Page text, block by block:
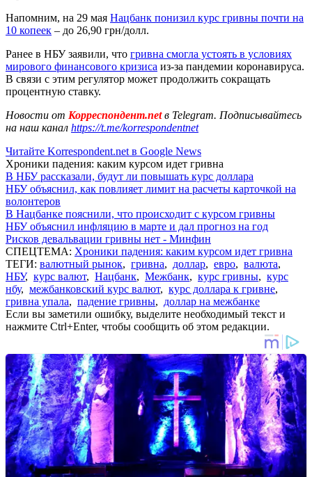
Напомним, на 29 мая Нацбанк понизил курс гривны почти на
10 копеек – до 26,90 грн/долл.
Ранее в НБУ заявили, что гривна смогла устоять в условиях
мирового финансового кризиса из-за пандемии коронавируса.
В связи с этим регулятор может продолжить сокращать
процентную ставку.
Новости от Корреспондент.netв Telegram. Подписывайтесь
на наш канал https://t.me/korrespondentnet
Читайте Korrespondent.net в Google News
Хроники падения: каким курсом идет гривна
В НБУ рассказали, будут ли повышать курс доллара
НБУ объяснил, как повлияет лимит на расчеты карточкой на
волонтеров
В Нацбанке пояснили, что происходит с курсом гривны
НБУ объяснил инфляцию в марте и дал прогноз на год
Рисков девальвации гривны нет - Минфин
СПЕЦТЕМА: Хроники падения: каким курсом идет гривна
ТЕГИ: валютный рынок, гривна, доллар, евро, валюта,
НБУ, курс валют, Нацбанк, Межбанк, курс гривны, курс
нбу, межбанковский курс валют, курс доллара к гривне,
гривна упала, падение гривны, доллар на межбанке
Если вы заметили ошибку, выделите необходимый текст и
нажмите Ctrl+Enter, чтобы сообщить об этом редакции.